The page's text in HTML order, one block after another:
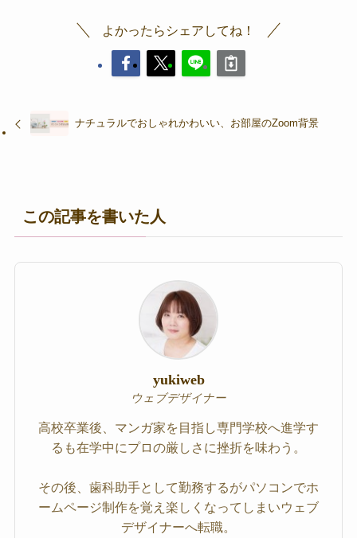
よかったらシェアしてね！
ナチュラルでおしゃれかわいい、お部屋のZoom背景
この記事を書いた人
yukiweb
ウェブデザイナー
高校卒業後、マンガ家を目指し専門学校へ進学す
るも在学中にプロの厳しさに挫折を味わう。
その後、歯科助手として勤務するがパソコンでホ
ームページ制作を覚え楽しくなってしまいウェブ
デザイナーへ転職。